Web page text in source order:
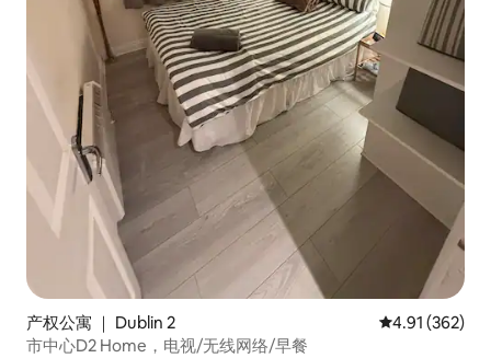
产权公寓 ｜ Dublin 2 平均评分 4.91
4.91 (362)
市中心D2 Home，电视/无线网络/早餐